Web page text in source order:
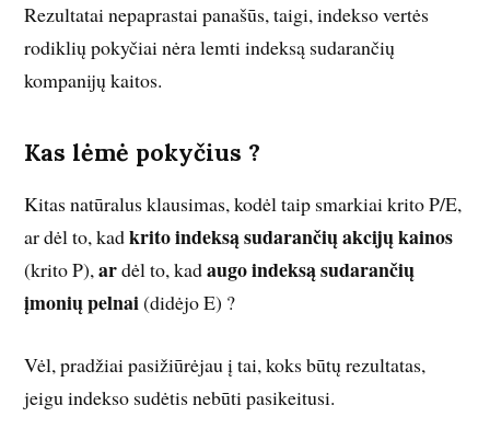
Rezultatai nepaprastai panašūs, taigi, indekso vertės
rodiklių pokyčiai nėra lemti indeksą sudarančių
kompanijų kaitos.
Kas lėmė pokyčius ?
Kitas natūralus klausimas, kodėl taip smarkiai krito P/E,
ar dėl to, kadkrito indeksą sudarančių akcijų kainos
(krito P),ardėl to, kadaugo indeksą sudarančių
įmonių pelnai(didėjo E) ?
Vėl, pradžiai pasižiūrėjau į tai, koks būtų rezultatas,
jeigu indekso sudėtis nebūti pasikeitusi.